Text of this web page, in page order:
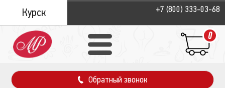
Курск +7 (800) 333-03-68
0
Обратный звонок